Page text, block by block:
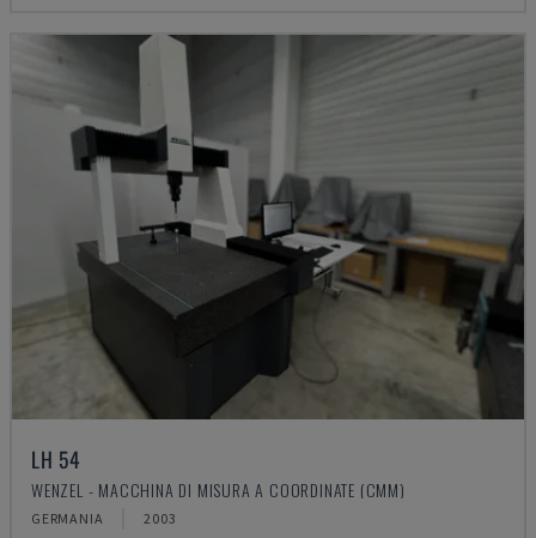
LH 54
WENZEL - MACCHINA DI MISURA A COORDINATE (CMM)
GERMANIA 2003